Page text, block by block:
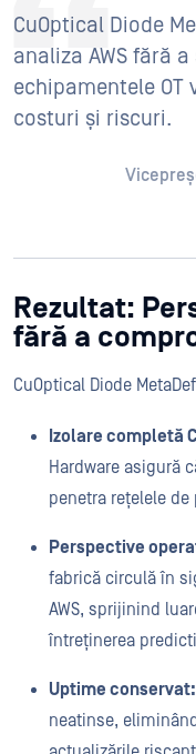
CuOptical Diode
analiza AWS fără
echipamentele
costuri și riscuri.
Rezultat:
fără a
CuOptical Diode
Izolare completă
Hardware asigură
penetra rețelele de
Perspective
fabrică circulă în
AWS, sprijinind
întreținerea
Uptime conservat:
neatinse,